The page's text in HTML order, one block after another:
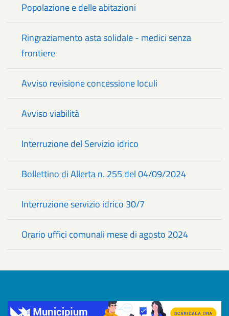
Popolazione e delle abitazioni
Ringraziamento asta solidale - medici senza
frontiere
Avviso revisione concessione loculi
Avviso viabilità
Interruzione del Servizio idrico
Bollettino di Allerta n. 255 del 04/09/2024
Interruzione servizio idrico 30/7
Orario uffici comunali mese di agosto 2024
Title